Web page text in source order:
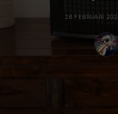
26 FEBRUARI